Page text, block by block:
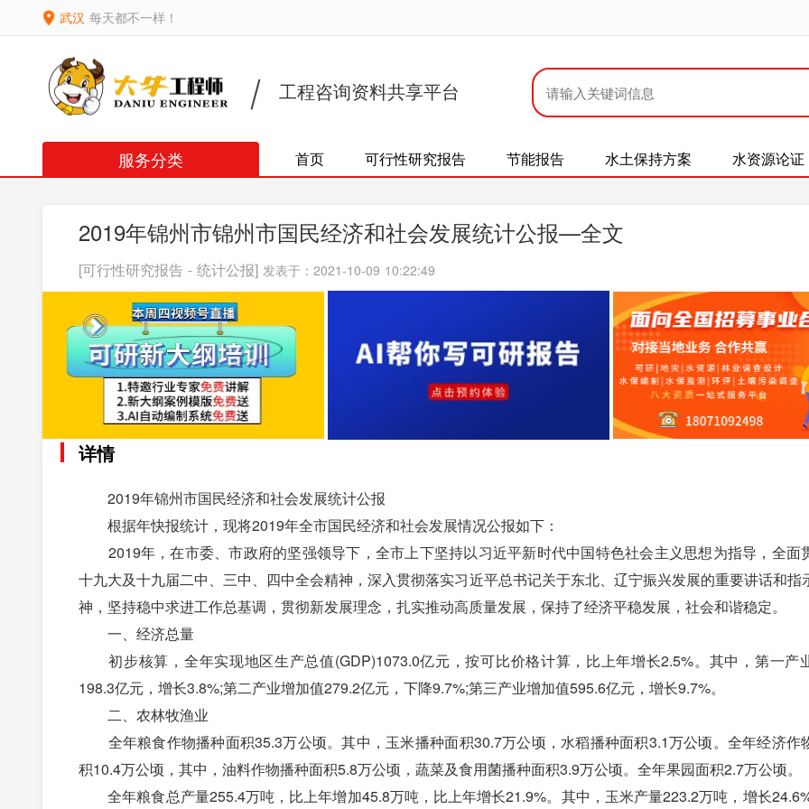
武汉 每天都不一样！
工程咨询资料共享平台
服务分类 首页 可行性研究报告 节能报告 水土保持方案 水资源论证
2019年锦州市锦州市国民经济和社会发展统计公报—全文
[可行性研究报告 - 统计公报] 发表于：2021-10-09 10:22:49
详情
2019年锦州市国民经济和社会发展统计公报
根据年快报统计，现将2019年全市国民经济和社会发展情况公报如下：
2019年，在市委、市政府的坚强领导下，全市上下坚持以习近平新时代中国特色社会主义思想为指导，全面
十九大及十九届二中、三中、四中全会精神，深入贯彻落实习近平总书记关于东北、辽宁振兴发展的重要讲话和指
神，坚持稳中求进工作总基调，贯彻新发展理念，扎实推动高质量发展，保持了经济平稳发展，社会和谐稳定。
一、经济总量
初步核算，全年实现地区生产总值(GDP)1073.0亿元，按可比价格计算，比上年增长2.5%。其中，第一产
198.3亿元，增长3.8%;第二产业增加值279.2亿元，下降9.7%;第三产业增加值595.6亿元，增长9.7%。
二、农林牧渔业
全年粮食作物播种面积35.3万公顷。其中，玉米播种面积30.7万公顷，水稻播种面积3.1万公顷。全年经济作
积10.4万公顷，其中，油料作物播种面积5.8万公顷，蔬菜及食用菌播种面积3.9万公顷。全年果园面积2.7万公顷。
全年粮食总产量255.4万吨，比上年增加45.8万吨，比上年增长21.9%。其中，玉米产量223.2万吨，增长